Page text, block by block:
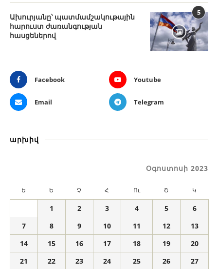
5
Ախուրյանը՝ պատմամշակութային
հարուստ ժառանգության
հասցեներով
Facebook Youtube
Email Telegram
արխիվ
Օգոստոսի 2023
Ե Ե Չ Հ Ու Շ Կ
1 2 3 4 5
6
7
8 9 10 11 12
13
14
15 16 17 18 19
20
21
22 23 24 25 26 27